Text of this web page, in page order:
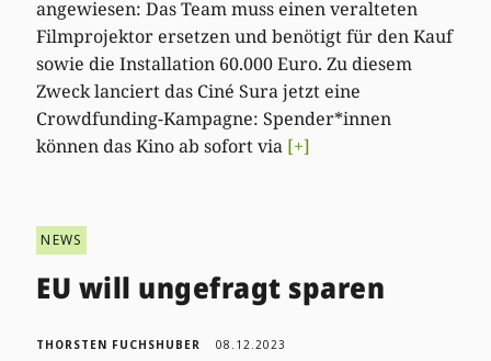
angewiesen: Das Team muss einen veralteten
Filmprojektor ersetzen und benötigt für den Kauf
sowie die Installation 60.000 Euro. Zu diesem
Zweck lanciert das Ciné Sura jetzt eine
Crowdfunding-Kampagne: Spender*innen
können das Kino ab sofort via [+]
NEWS
EU will ungefragt sparen
THORSTEN FUCHSHUBER 08.12.2023